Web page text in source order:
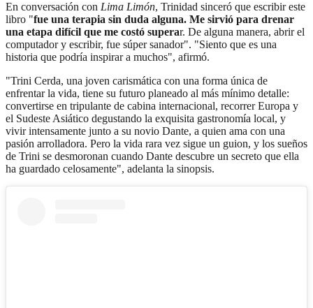
En conversación con Lima Limón, Trinidad sinceró que escribir este
libro "fue una terapia sin duda alguna. Me sirvió para drenar
una etapa difícil que me costó superar. De alguna manera, abrir el
computador y escribir, fue súper sanador". "Siento que es una
historia que podría inspirar a muchos", afirmó.
"Trini Cerda, una joven carismática con una forma única de
enfrentar la vida, tiene su futuro planeado al más mínimo detalle:
convertirse en tripulante de cabina internacional, recorrer Europa y
el Sudeste Asiático degustando la exquisita gastronomía local, y
vivir intensamente junto a su novio Dante, a quien ama con una
pasión arrolladora. Pero la vida rara vez sigue un guion, y los sueños
de Trini se desmoronan cuando Dante descubre un secreto que ella
ha guardado celosamente", adelanta la sinopsis.